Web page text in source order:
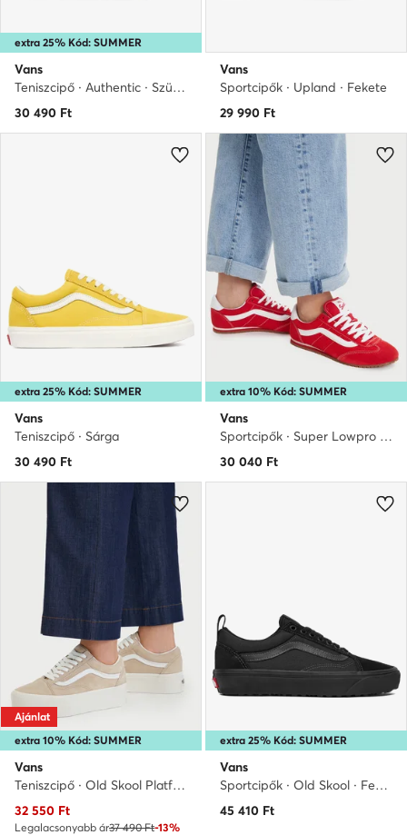
extra 25% Kód: SUMMER
Vans
Teniszcipő · Authentic · Szürke
30 490 Ft
Vans
Sportcipők · Upland · Fekete
29 990 Ft
extra 25% Kód: SUMMER
Vans
Teniszcipő · Sárga
30 490 Ft
extra 10% Kód: SUMMER
Vans
Sportcipők · Super Lowpro · Piros
30 040 Ft
extra 10% Kód: SUMMER
Ajánlat
Vans
Teniszcipő · Old Skool Platform · Bézs
Aktuális ár
32 550 Ft
Legalacsonyabb ár37 490 Ft-13%
extra 25% Kód: SUMMER
Vans
Sportcipők · Old Skool · Fekete
45 410 Ft